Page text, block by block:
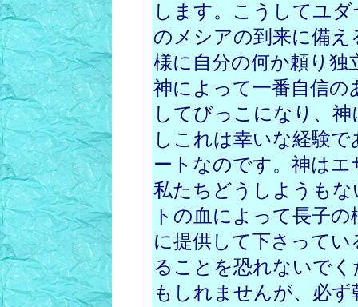
します。こうしてユ
のメシアの到来に備
様に自分の何か頼り独
神によって一番自信
してびっこになり、
しこれは幸いな経験
ートなのです。神は
私たちどうしようも
トの血によって長子
に提供して下さって
ることを恐れないで
もしれませんが、必